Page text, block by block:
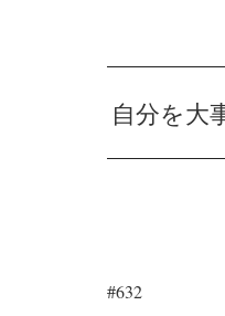
自分を大
#632